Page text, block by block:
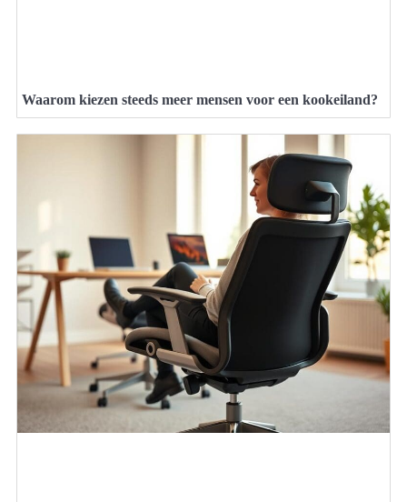
Waarom kiezen steeds meer mensen voor een kookeiland?